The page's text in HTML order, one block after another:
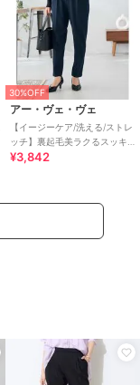
30%OFF
アー・ヴェ・ヴェ
【イージーケア/洗える/ストレ
ッチ】裏起毛美ラクるスッキ
リ見えテーパードパンツ
¥3,842